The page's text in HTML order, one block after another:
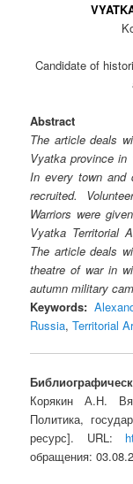
Candidate of
Abstract
The article deals
Vyatka province in
In every town and
recruited.
Warriors were
Vyatka Territorial
The article deals
theatre of war in
autumn military
Keywords:
Russia,Territorial
Корякин А.Н.
Политика,
ресурс]. URL:
обращения: